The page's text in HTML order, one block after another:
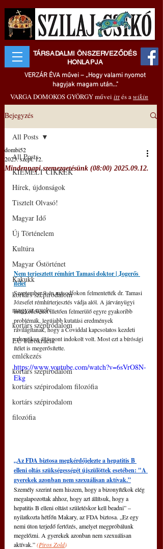
TÁRSADALMI ÖNSZERVEZŐDÉS
HONLAPJA
VERZÁR ÉVA művei – „Hogy valami nyomot
hagyjak magam után..."
VARGA DOMOKOS GYÖRGY művei ittés awikin
Bejegyzés
All Posts
KIEMELT CIKKEK
Hírek, újdonságok
Tisztelt Olvasó!
Magyar Idő
Új Történelem
Kultúra
Magyar Őstörténet
Kakukk
kortárs szépirodalom
magyar nyelv
kortárs szépirodalom
EU bürokrácia
emlékezés
kortárs szépirodalom
kortárs szépirodalom filozófia
kortárs szépirodalom
filozófia
All Posts
Mindennapi szemezgetésünk (08:00) 2025.09.12.
dombi52
2025. szept. 12.
Nem terjesztett rémhírt Tamasi doktor | Jogerős
ítélet
Szeptember 9-én másodfokon felmentették dr. Tamasi
Józsefet rémhírterjesztés vádja alól. A járványügyi
intézkedéseket illetően felmerülő egyre gyakoribb
problémák, legújabb kutatási eredmények
rávilágítanak, hogy a Coviddal kapcsolatos kezdeti
szkeptikus álláspont indokolt volt. Most ezt a bírósági
ítélet is megerősítette.
https://www.youtube.com/watch?v=6sVrO8N-
Ekg
„Az FDA biztosa megkérdőjelezte a hepatitis B
elleni oltás szükségességét újszülöttek esetében: "A
gyerekek azonban nem szexuálisan aktívak.”
Személy szerint nem hiszem, hogy a bizonyítékok elég
megalapozottak ahhoz, hogy azt állítsuk, hogy a
hepatitis B elleni oltást születéskor kell beadni” –
nyilatkozta hétfőn Makary, az FDA biztosa. „Ez egy
nemi úton terjedő fertőzés, amelyet megpróbálunk
megelőzni. A gyerekek azonban nem szexuálisan
aktívak.” (Piros Zold)